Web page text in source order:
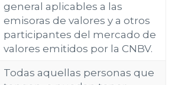
general aplicables a las
emisoras de valores y a otros
participantes del mercado de
valores emitidos por la CNBV.
Todas aquellas personas que